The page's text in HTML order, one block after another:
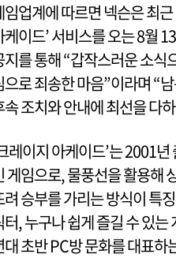
임업계에 따르면 넥슨은 최
케이드’ 서비스를 오는 8월
지를 통해 “갑작스러운 소식
으로 죄송한 마음”이라며 “
속 조치와 안내에 최선을 다
레이지 아케이드’는 2001
게임으로, 물풍선을 활용해
려 승부를 가리는 방식이 특
터, 누구나 쉽게 즐길 수 있
대 초반 PC방 문화를 대표하